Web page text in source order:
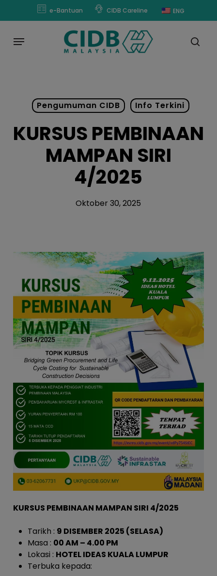
content
e-Bantuan CIDB Careline ENG
Menu
Pengumuman CIDB Info Terkini
KURSUS PEMBINAAN
MAMPAN SIRI
4/2025
Oktober 30, 2025
KURSUS PEMBINAAN MAMPAN SIRI 4/2025
Tarikh : 9 DISEMBER 2025 (SELASA)
Masa : 00 AM – 4.00 PM
Lokasi : HOTEL IDEAS KUALA LUMPUR
Terbuka kepada: